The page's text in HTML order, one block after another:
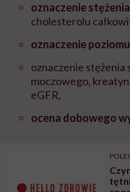
oznaczenie
cholesterolu
oznaczenie
oznaczenie stężenia
moczowego,
eGFR,
ocena dobowego